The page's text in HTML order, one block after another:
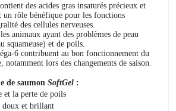
des acides gras insaturés précieux et
un rôle bénéfique pour les fonctions
des cellules nerveuses.
animaux ayant des problèmes de peau
squameuse) et de poils.
6 contribuent au bon fonctionnement du
lors des changements de saison.
de saumon SoftGel :
et la perte de poils
doux et brillant